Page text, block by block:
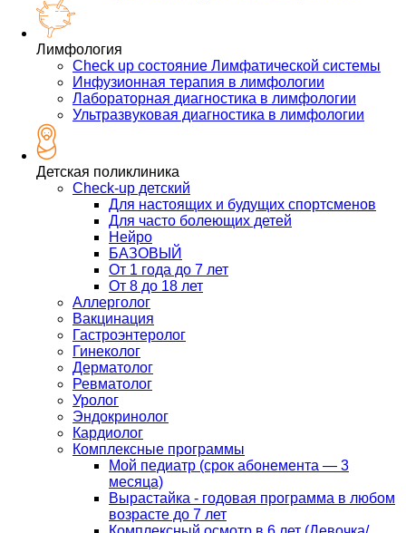
Лимфология
Check up состояние Лимфатической системы
Инфузионная терапия в лимфологии
Лабораторная диагностика в лимфологии
Ультразвуковая диагностика в лимфологии
Детская поликлиника
Check-up детский
Для настоящих и будущих спортсменов
Для часто болеющих детей
Нейро
БАЗОВЫЙ
От 1 года до 7 лет
От 8 до 18 лет
Аллерголог
Вакцинация
Гастроэнтеролог
Гинеколог
Дерматолог
Ревматолог
Уролог
Эндокринолог
Кардиолог
Комплексные программы
Мой педиатр (срок абонемента — 3
месяца)
Вырастайка - годовая программа в любом
возрасте до 7 лет